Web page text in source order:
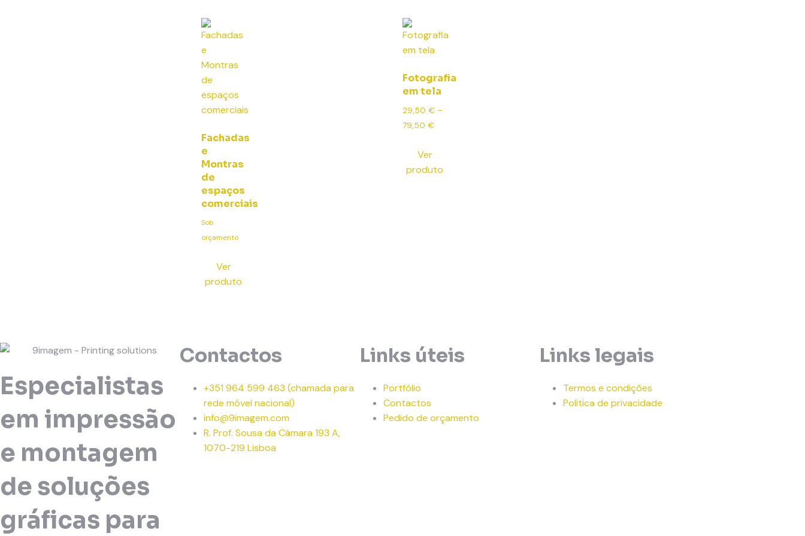
Fachadas
e
Montras
de
espaços
comerciais
Sob
orçamento
Ver
produto
Fotografia
em tela
29,50 € –
79,50 €
Ver
produto
Especialistas
em impressão
e montagem
de soluções
gráficas para
Contactos
+351 964 599 463 (chamada para
rede móvel nacional)
info@9imagem.com
R. Prof. Sousa da Câmara 193 A,
1070-219 Lisboa
Links úteis
Portfólio
Contactos
Pedido de orçamento
Links legais
Termos e condições
Politica de privacidade